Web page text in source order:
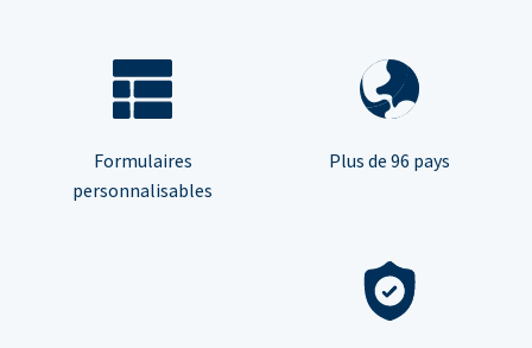
Formulaires
personnalisables
Plus de 96 pays